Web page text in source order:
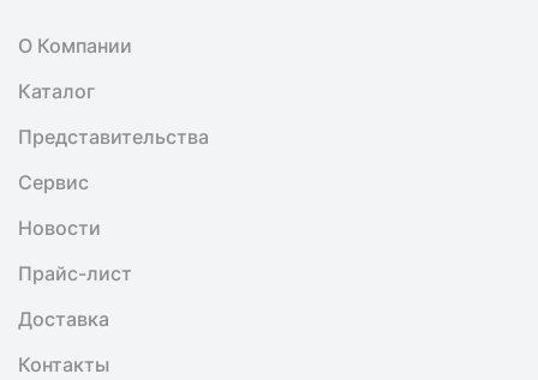
О Компании
Каталог
Представительства
Сервис
Новости
Прайс-лист
Доставка
Контакты